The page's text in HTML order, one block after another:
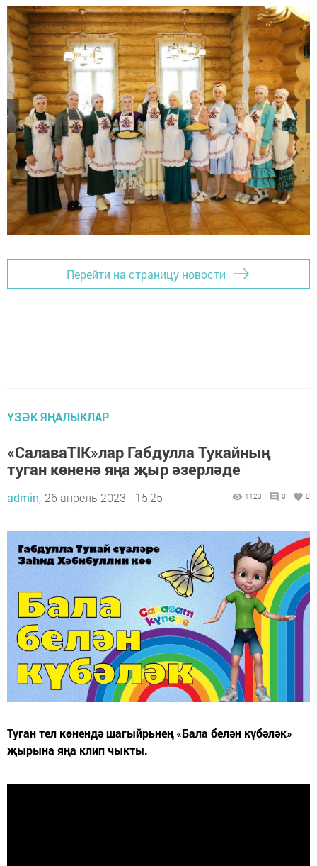
Перейти на страницу новости
ҮЗӘК ЯҢАЛЫКЛАР
«СалаваTIK»лар Габдулла Тукайның
туган көненә яңа җыр әзерләде
admin, 26 апрель 2023 - 15:25 1123 0 0
Туган тел көнендә шагыйрьнең «Бала белән күбәләк»
җырына яңа клип чыкты.